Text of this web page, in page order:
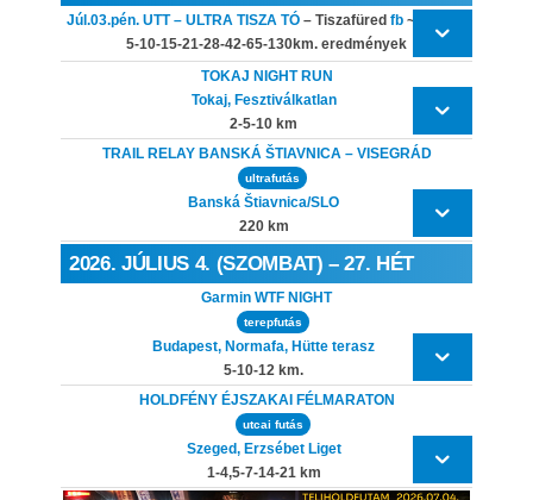
Júl.03.pén. UTT – ULTRA TISZA TÓ – Tiszafüred fb ~
5-10-15-21-28-42-65-130km. eredmények
TOKAJ NIGHT RUN
Tokaj, Fesztiválkatlan
2-5-10 km
TRAIL RELAY BANSKÁ ŠTIAVNICA – VISEGRÁD
ultrafutás
Banská Štiavnica/SLO
220 km
2026. JÚLIUS 4. (SZOMBAT) – 27. HÉT
Garmin WTF NIGHT
terepfutás
Budapest, Normafa, Hütte terasz
5-10-12 km.
HOLDFÉNY ÉJSZAKAI FÉLMARATON
utcai futás
Szeged, Erzsébet Liget
1-4,5-7-14-21 km